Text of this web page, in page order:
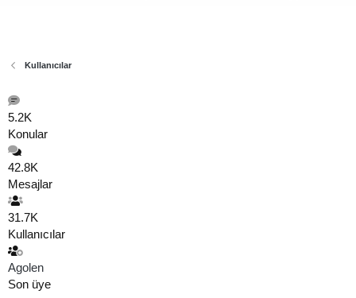
Kullanıcılar
5.2K
Konular
42.8K
Mesajlar
31.7K
Kullanıcılar
Agolen
Son üye